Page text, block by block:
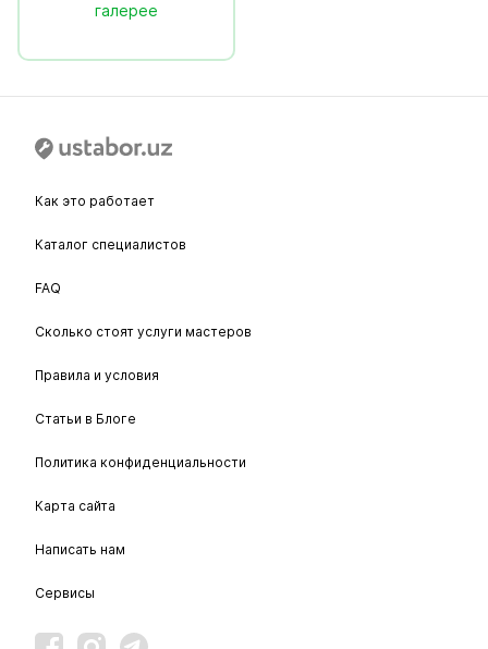
галерее
Как это работает
Каталог специалистов
FAQ
Сколько стоят услуги мастеров
Правила и условия
Статьи в Блоге
Политика конфиденциальности
Карта сайта
Написать нам
Сервисы